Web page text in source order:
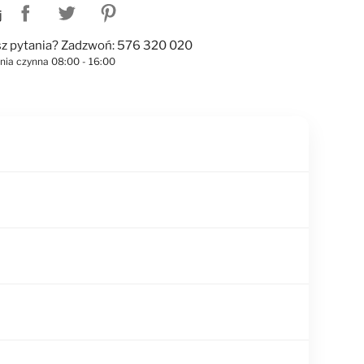
pytania? Zadzwoń: 576 320 020
czynna 08:00 - 16:00